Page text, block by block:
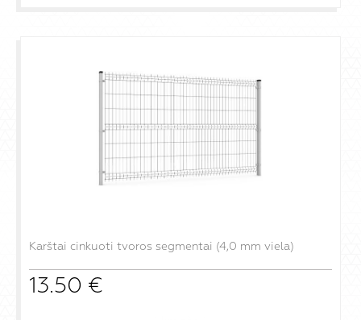
Karštai cinkuoti tvoros segmentai (4,0 mm viela)
13.50 €